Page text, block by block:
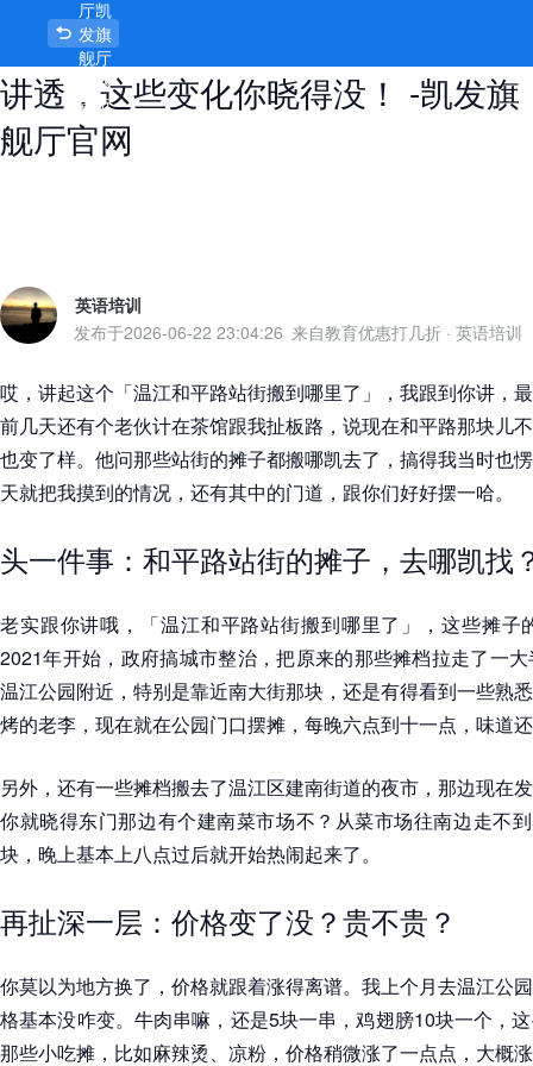
温江和平路站街搬到哪里了？我给你
讲透，这些变化你晓得没！ -凯发旗
舰厅官网
厅凯
发旗
舰厅
官网
首页
英语培训
发布于2026-06-22 23:04:26 来自教育优惠打几折 · 英语培训
哎，讲起这个「温江和平路站街搬到哪里了」，我跟到你讲，
前几天还有个老伙计在茶馆跟我扯板路，说现在和平路那块儿
也变了样。他问那些站街的摊子都搬哪凯去了，搞得我当时也
天就把我摸到的情况，还有其中的门道，跟你们好好摆一哈。
头一件事：和平路站街的摊子，去哪凯找
老实跟你讲哦，「温江和平路站街搬到哪里了」，这些摊子
2021年开始，政府搞城市整治，把原来的那些摊档拉走了一
温江公园附近，特别是靠近南大街那块，还是有得看到一些熟
烤的老李，现在就在公园门口摆摊，每晚六点到十一点，味道
另外，还有一些摊档搬去了温江区建南街道的夜市，那边现在
你就晓得东门那边有个建南菜市场不？从菜市场往南边走不
块，晚上基本上八点过后就开始热闹起来了。
再扯深一层：价格变了没？贵不贵？
你莫以为地方换了，价格就跟着涨得离谱。我上个月去温江公
格基本没咋变。牛肉串嘛，还是5块一串，鸡翅膀10块一个，
那些小吃摊，比如麻辣烫、凉粉，价格稍微涨了一点点，大概